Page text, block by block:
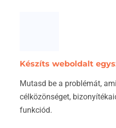
Készíts weboldalt
Mutasd be a problémát,
célközönséget,
funkciód.